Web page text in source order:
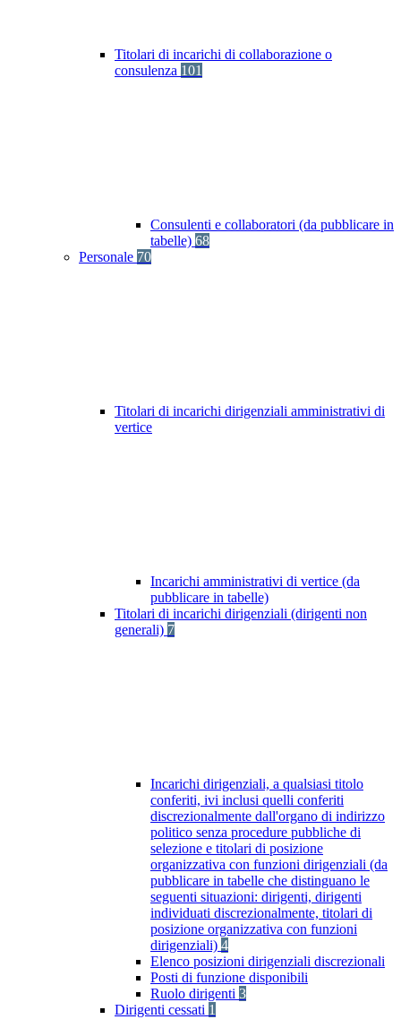
Titolari di incarichi di collaborazione o
consulenza 101
Consulenti e collaboratori (da pubblicare in
tabelle) 68
Personale 70
Titolari di incarichi dirigenziali amministrativi di
vertice
Incarichi amministrativi di vertice (da
pubblicare in tabelle)
Titolari di incarichi dirigenziali (dirigenti non
generali) 7
Incarichi dirigenziali, a qualsiasi titolo
conferiti, ivi inclusi quelli conferiti
discrezionalmente dall'organo di indirizzo
politico senza procedure pubbliche di
selezione e titolari di posizione
organizzativa con funzioni dirigenziali (da
pubblicare in tabelle che distinguano le
seguenti situazioni: dirigenti, dirigenti
individuati discrezionalmente, titolari di
posizione organizzativa con funzioni
dirigenziali) 4
Elenco posizioni dirigenziali discrezionali
Posti di funzione disponibili
Ruolo dirigenti 3
Dirigenti cessati 1